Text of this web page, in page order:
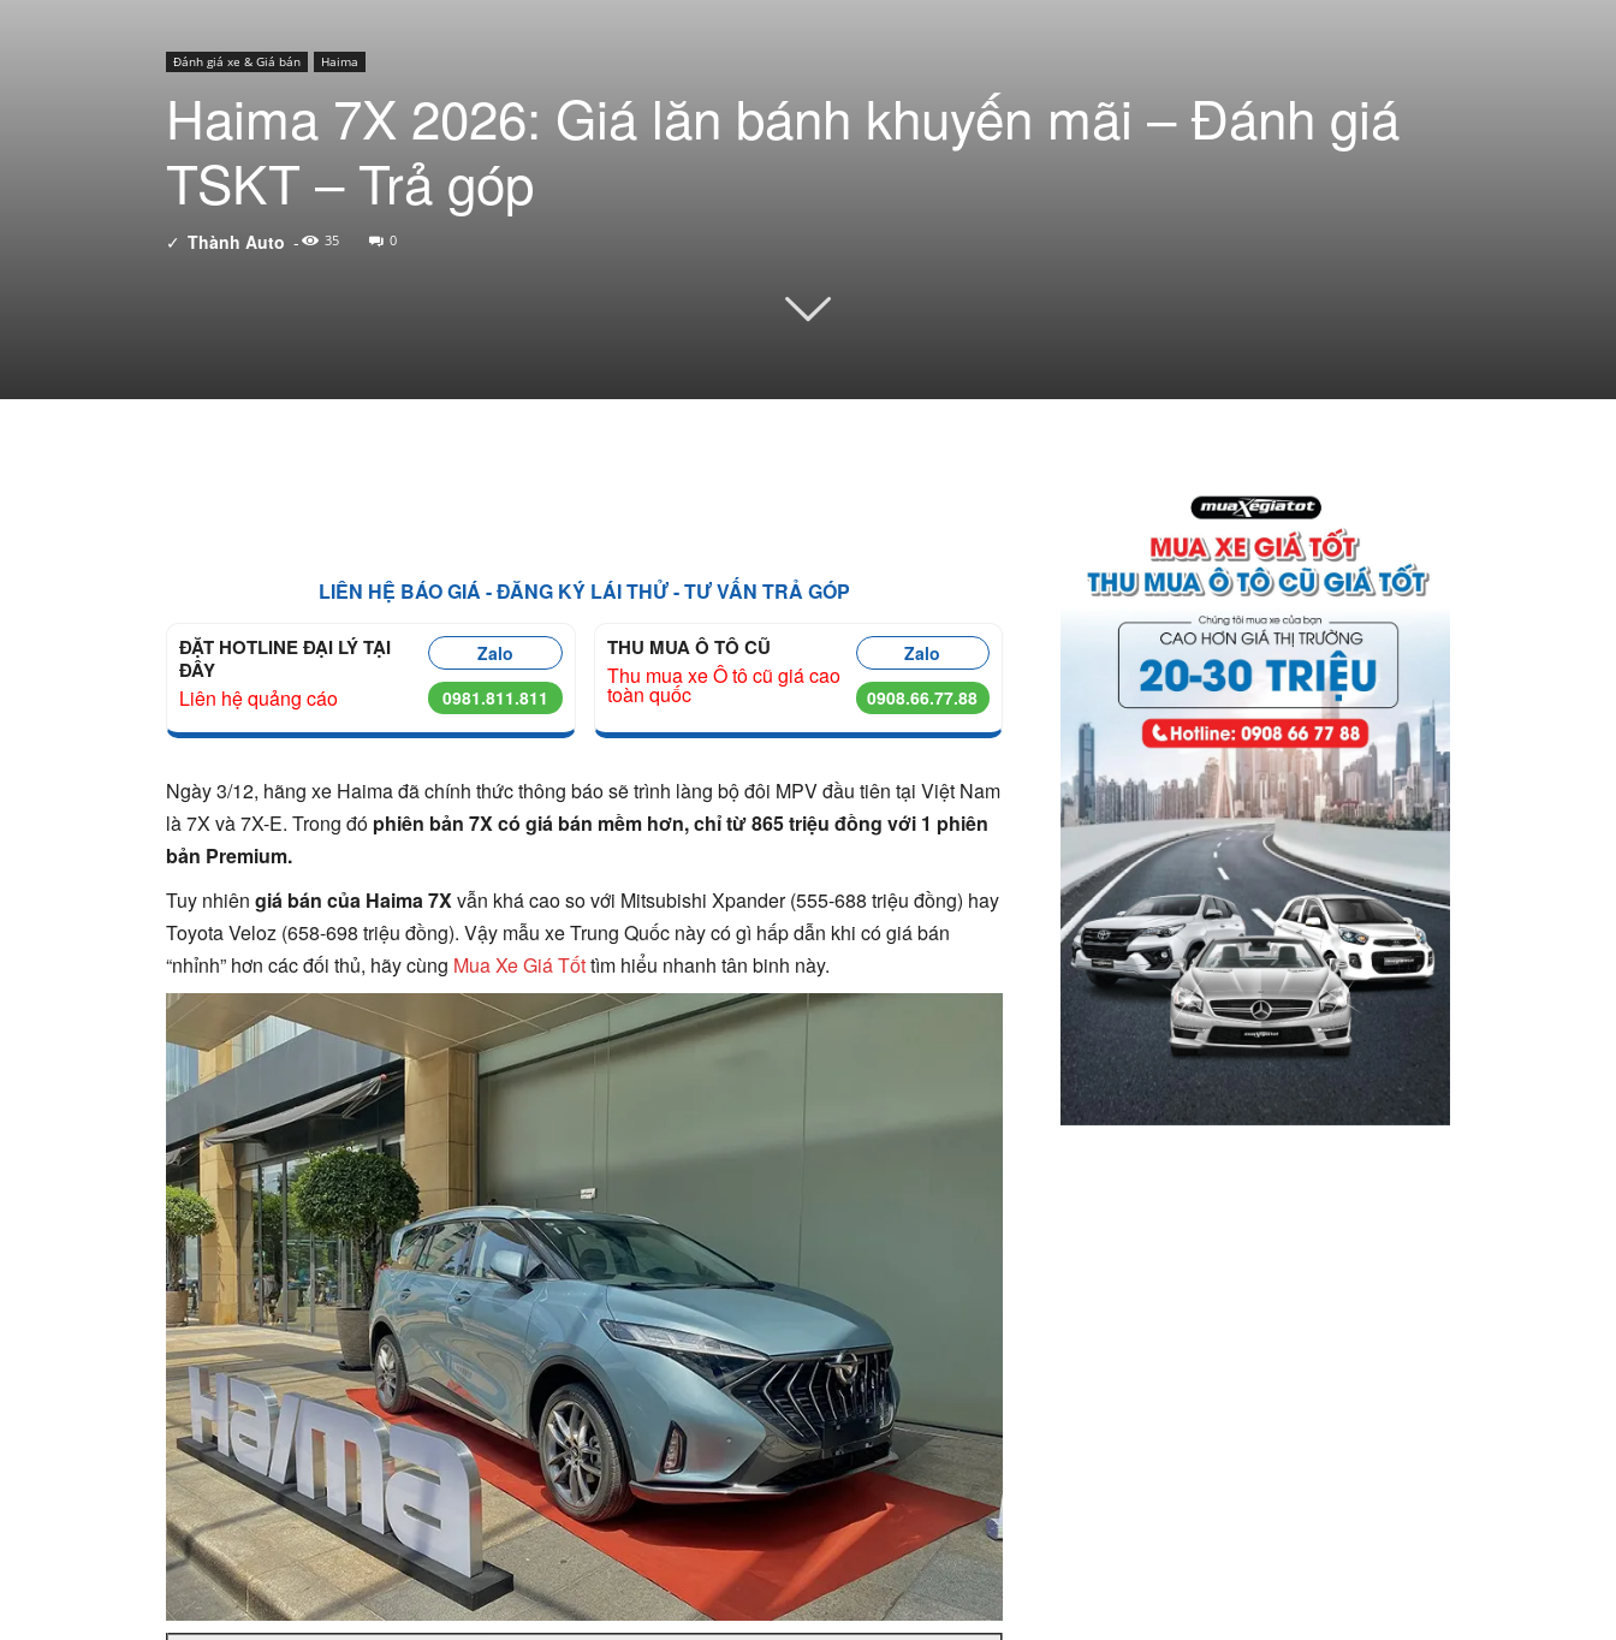
Đánh giá xe & Giá bán Haima
Haima 7X 2026: Giá lăn bánh khuyến mãi – Đánh giá
TSKT – Trả góp
✓ Thành Auto - 35 0
LIÊN HỆ BÁO GIÁ - ĐĂNG KÝ LÁI THỬ - TƯ VẤN TRẢ GÓP
ĐẶT HOTLINE ĐẠI LÝ TẠI
ĐÂY
Liên hệ quảng cáo
Zalo
0981.811.811
THU MUA Ô TÔ CŨ
Thu mua xe Ô tô cũ giá cao
toàn quốc
Zalo
0908.66.77.88
Ngày 3/12, hãng xe Haima đã chính thức thông báo sẽ trình làng bộ đôi MPV đầu tiên tại Việt Nam
là 7X và 7X-E. Trong đó phiên bản 7X có giá bán mềm hơn, chỉ từ 865 triệu đồng với 1 phiên
bản Premium.
Tuy nhiên giá bán của Haima 7Xvẫn khá cao so với Mitsubishi Xpander (555-688 triệu đồng) hay
Toyota Veloz (658-698 triệu đồng). Vậy mẫu xe Trung Quốc này có gì hấp dẫn khi có giá bán
“nhỉnh” hơn các đối thủ, hãy cùng Mua Xe Giá Tốttìm hiểu nhanh tân binh này.